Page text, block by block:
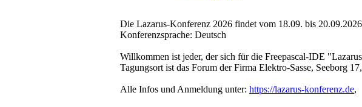
Die Lazarus-Konferenz 2026 findet vom 18.09. bis
Konferenzsprache: Deutsch
Willkommen ist jeder, der sich für die Freepascal-IDE
Tagungsort ist das Forum der Firma Elektro-Sasse, Seeborg
Alle Infos und Anmeldung unter: https://lazarus-konferenz.de,